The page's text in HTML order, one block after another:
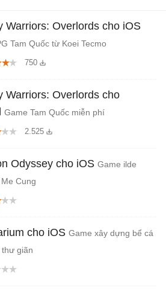
Warriors: Overlords cho iOS
Tam Quốc từ Koei Tecmo
750
Warriors: Overlords cho
Game Tam Quốc miễn phí
2.525
Odyssey cho iOS Game ilde
Cung
cho iOS Game xây dựng bể cá
giãn